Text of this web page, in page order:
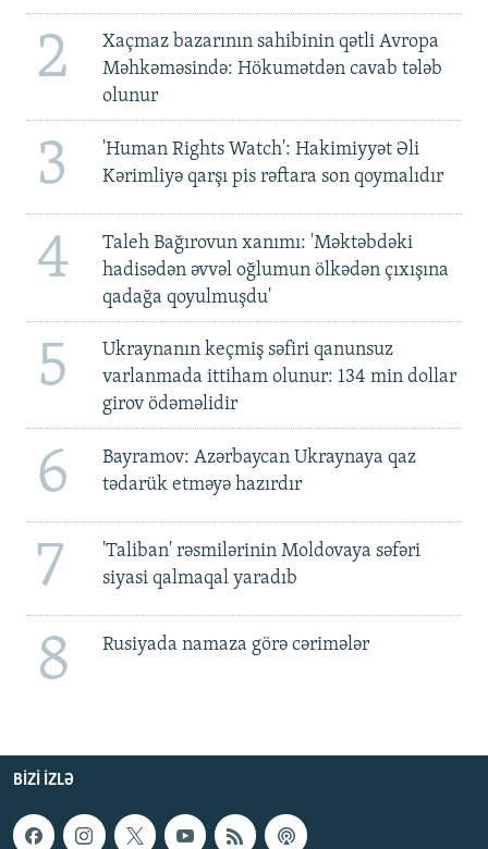
2
Xaçmaz bazarının sahibinin qətli Avropa
Məhkəməsində: Hökumətdən cavab tələb
olunur
3
'Human Rights Watch': Hakimiyyət Əli
Kərimliyə qarşı pis rəftara son qoymalıdır
4
Taleh Bağırovun xanımı: 'Məktəbdəki
hadisədən əvvəl oğlumun ölkədən çıxışına
qadağa qoyulmuşdu'
5
Ukraynanın keçmiş səfiri qanunsuz
varlanmada ittiham olunur: 134 min dollar
girov ödəməlidir
6
Bayramov: Azərbaycan Ukraynaya qaz
tədarük etməyə hazırdır
7
'Taliban' rəsmilərinin Moldovaya səfəri
siyasi qalmaqal yaradıb
8 Rusiyada namaza görə cərimələr
BIZI IZLƏ